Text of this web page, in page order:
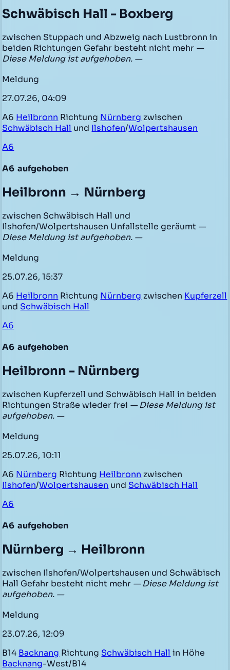
Schwäbisch Hall - Boxberg
zwischen Stuppach und Abzweig nach Lustbronn in
beiden Richtungen Gefahr besteht nicht mehr —
Diese Meldung ist aufgehoben. —
Meldung
27.07.26, 04:09
A6 Heilbronn Richtung Nürnberg zwischen
Schwäbisch Hall und Ilshofen/Wolpertshausen
A6
A6 aufgehoben
Heilbronn → Nürnberg
zwischen Schwäbisch Hall und
Ilshofen/Wolpertshausen Unfallstelle geräumt —
Diese Meldung ist aufgehoben. —
Meldung
25.07.26, 15:37
A6 Heilbronn Richtung Nürnberg zwischen Kupferzell
und Schwäbisch Hall
A6
A6 aufgehoben
Heilbronn - Nürnberg
zwischen Kupferzell und Schwäbisch Hall in beiden
Richtungen Straße wieder frei — Diese Meldung ist
aufgehoben. —
Meldung
25.07.26, 10:11
A6 Nürnberg Richtung Heilbronn zwischen
Ilshofen/Wolpertshausen und Schwäbisch Hall
A6
A6 aufgehoben
Nürnberg → Heilbronn
zwischen Ilshofen/Wolpertshausen und Schwäbisch
Hall Gefahr besteht nicht mehr — Diese Meldung ist
aufgehoben. —
Meldung
23.07.26, 12:09
B14 Backnang Richtung Schwäbisch Hall in Höhe
Backnang-West/B14